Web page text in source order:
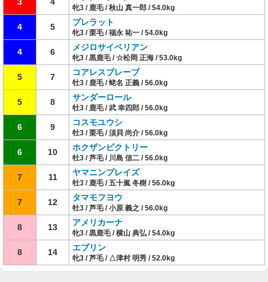
牝3 / 鹿毛 / 秋山 真一郎 / 54.0kg
4 5 プレラット
牝3 / 栗毛 / 福永 祐一 / 54.0kg
4 6 メジロサイベリアン
牝3 / 黒鹿毛 / ☆松岡 正海 / 53.0kg
5 7 コアレスブレーブ
牡3 / 鹿毛 / 蛯名 正義 / 56.0kg
5 8 サンダーロール
牡3 / 鹿毛 / 武 幸四郎 / 56.0kg
6 9 コスモユウシ
牡3 / 栗毛 / 須貝 尚介 / 56.0kg
6 10 ホクザンビクトリー
牡3 / 芦毛 / 川島 信二 / 56.0kg
7 11 ヤマニンプレイズ
牡3 / 鹿毛 / 五十嵐 冬樹 / 56.0kg
7 12 タマモフヨウ
牡3 / 芦毛 / 小原 義之 / 56.0kg
8 13 アメリカーナ
牝3 / 黒鹿毛 / 横山 典弘 / 54.0kg
8 14 エブリン
牝3 / 芦毛 / △津村 明秀 / 52.0kg